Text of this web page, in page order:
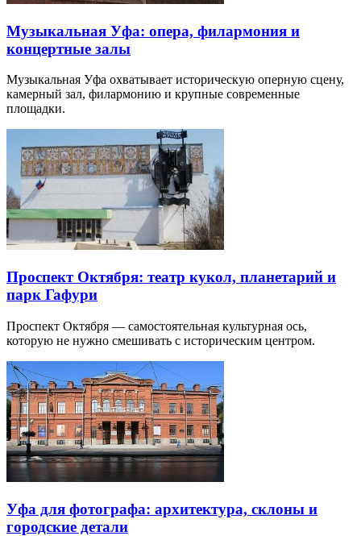
Музыкальная Уфа: опера, филармония и
концертные залы
Музыкальная Уфа охватывает историческую оперную сцену,
камерный зал, филармонию и крупные современные
площадки.
Проспект Октября: театр кукол, планетарий и
парк Гафури
Проспект Октября — самостоятельная культурная ось,
которую не нужно смешивать с историческим центром.
Уфа для фотографа: архитектура, склоны и
городские детали